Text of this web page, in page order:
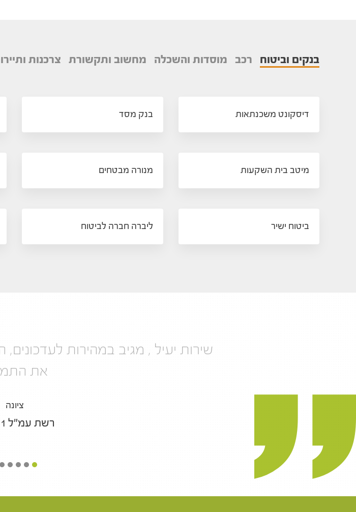
בנקים וביטוח רכב מוסדות והשכלה מחשוב ותקשורת צרכנות
דיסקונט משכנתאות בנק מסד
מיטב בית השקעות מנורה מבטחים
ביטוח ישיר ליברה חברה לביטוח
שירות יעיל , מגיב במהירות לעדכונים,
את
ציונה
רשת עמ"ל 1 בע"מ